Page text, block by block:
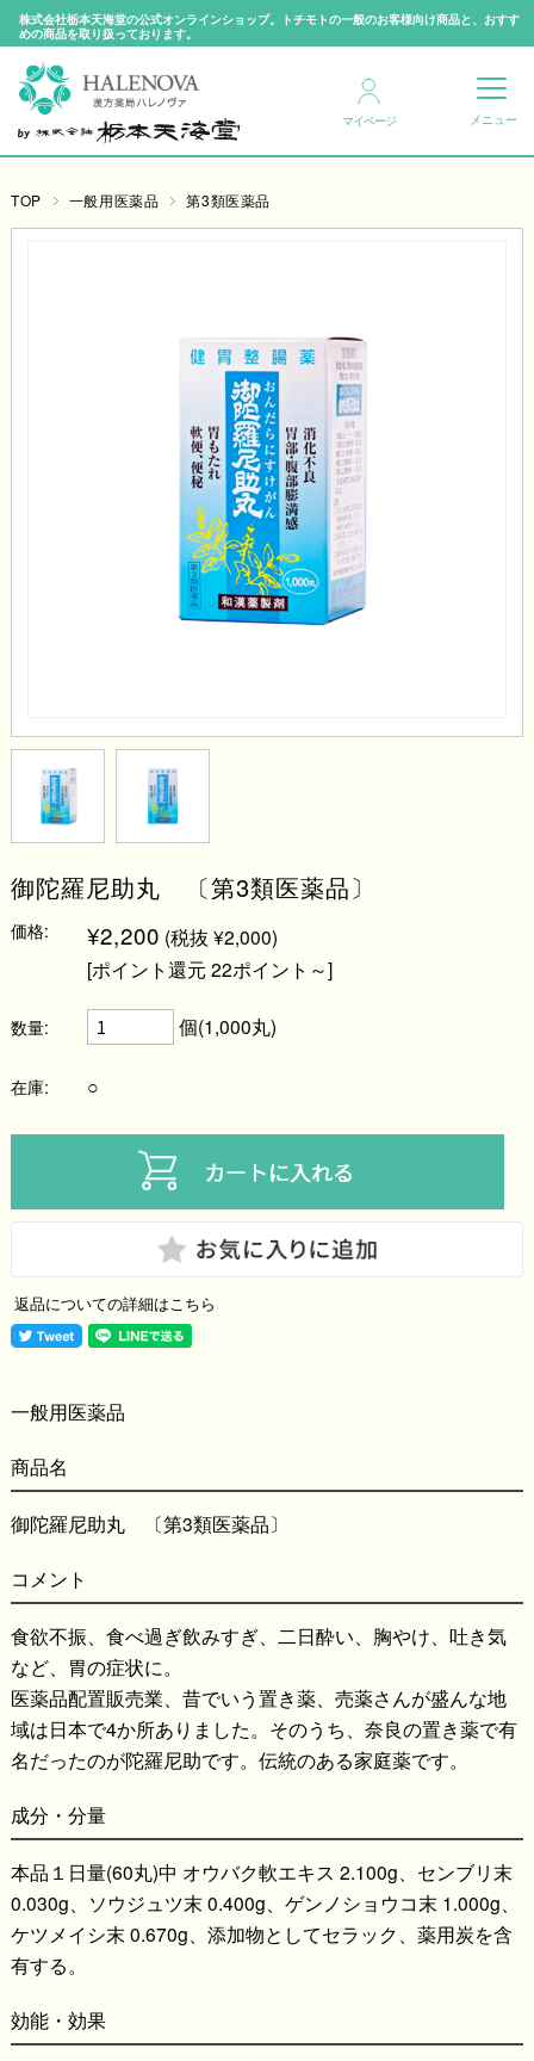
株式会社栃本天海堂の公式オンラインショップ。トチモトの一般のお客様向け商品と、おすす
めの商品を取り扱っております。
マイページ
TOP 一般用医薬品 第3類医薬品
御陀羅尼助丸 〔第3類医薬品〕
価格: ¥2,200 (税抜 ¥2,000)
[ポイント還元 22ポイント～]
数量: 個(1,000丸)
在庫: ○
返品についての詳細はこちら
一般用医薬品
商品名
御陀羅尼助丸 〔第3類医薬品〕
コメント
食欲不振、食べ過ぎ飲みすぎ、二日酔い、胸やけ、吐き気
など、胃の症状に。
医薬品配置販売業、昔でいう置き薬、売薬さんが盛んな地
域は日本で4か所ありました。そのうち、奈良の置き薬で有
名だったのが陀羅尼助です。伝統のある家庭薬です。
成分・分量
本品１日量(60丸)中 オウバク軟エキス 2.100g、センブリ末
0.030g、ソウジュツ末 0.400g、ゲンノショウコ末 1.000g、
ケツメイシ末 0.670g、添加物としてセラック、薬用炭を含
有する。
効能・効果